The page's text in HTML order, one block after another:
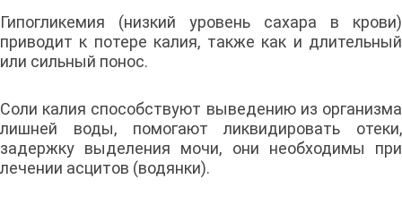
Гипогликемия (низкий уровень сахара в крови)
приводит к потере калия, также как и длительный
или сильный понос.
Соли калия способствуют выведению из организма
лишней воды, помогают ликвидировать отеки,
задержку выделения мочи, они необходимы при
лечении асцитов (водянки).